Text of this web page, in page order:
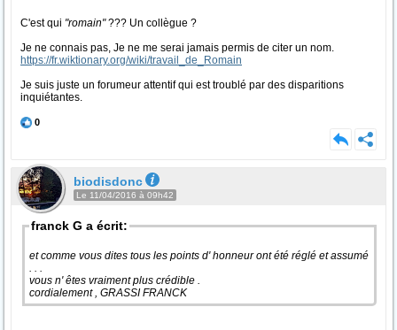
C'est qui "romain"??? Un collègue ?
Je ne connais pas, Je ne me serai jamais permis de citer un nom.
https://fr.wiktionary.org/wiki/travail_de_Romain
Je suis juste un forumeur attentif qui est troublé par des disparitions
inquiétantes.
0
biodisdonc
Le 11/04/2016 à 09h42
franck G a écrit:
et comme vous dites tous les points d' honneur ont été réglé et assumé
. . .
vous n' êtes vraiment plus crédible .
cordialement , GRASSI FRANCK